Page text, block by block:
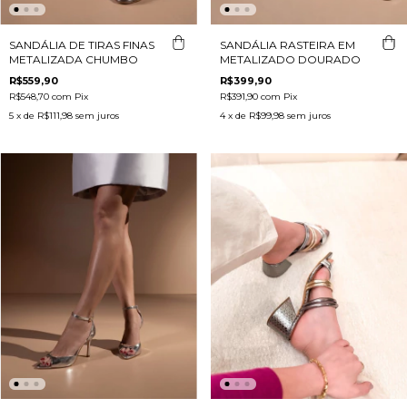
SANDÁLIA DE TIRAS FINAS
METALIZADA CHUMBO
R$559,90
R$548,70 com Pix
5 x de R$111,98 sem juros
SANDÁLIA RASTEIRA EM
METALIZADO DOURADO
R$399,90
R$391,90 com Pix
4 x de R$99,98 sem juros